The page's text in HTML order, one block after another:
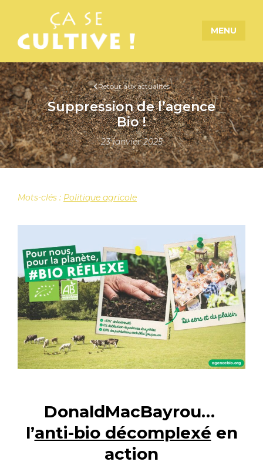
MENU
Retour aux actualités
Suppression de l’agence
Bio !
23 janvier 2025
Mots-clés : Politique agricole
DonaldMacBayrou…
l’anti-bio décomplexé en
action